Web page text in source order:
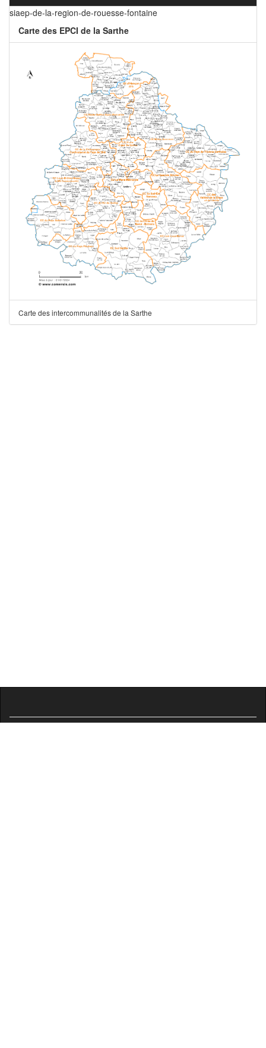
siaep-de-la-region-de-rouesse-fontaine
Carte des EPCI de la Sarthe
Carte des intercommunalités de la Sarthe